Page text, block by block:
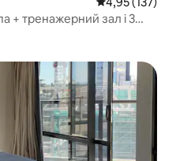
+ тренажерний зал і 3